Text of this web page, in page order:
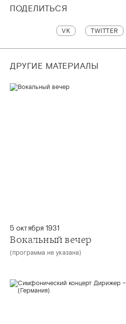
ПОДЕЛИТЬСЯ
VK TWITTER
ДРУГИЕ МАТЕРИАЛЫ
5 октября 1931
Вокальный вечер
(программа не указана)